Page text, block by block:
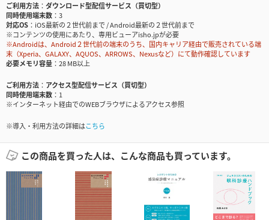
ご利用方法
ダウンロード型配信サービス（買切型）
同時使用端末数
3
対応OS
iOS最新の２世代前まで / Android最新の２世代前まで
※コンテンツの使用にあたり、専用ビューアisho.jpが必要
※Androidは、Android２世代前の端末のうち、国内キャリア経由で販売されている端
末（Xperia、GALAXY、AQUOS、ARROWS、Nexusなど）にて動作確認しています
必要メモリ容量
28 MB以上
ご利用方法
アクセス型配信サービス（買切型）
同時使用端末数
1
※インターネット経由でのWEBブラウザによるアクセス参照
※導入・利用方法の詳細はこちら
この商品を買った人は、こんな商品も買っています。